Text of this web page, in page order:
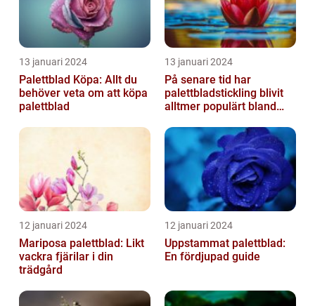
13 januari 2024
Palettblad Köpa: Allt du
behöver veta om att köpa
palettblad
13 januari 2024
På senare tid har
palettbladstickling blivit
alltmer populärt bland
12 januari 2024
Mariposa palettblad: Likt
vackra fjärilar i din
trädgård
12 januari 2024
Uppstammat palettblad:
En fördjupad guide